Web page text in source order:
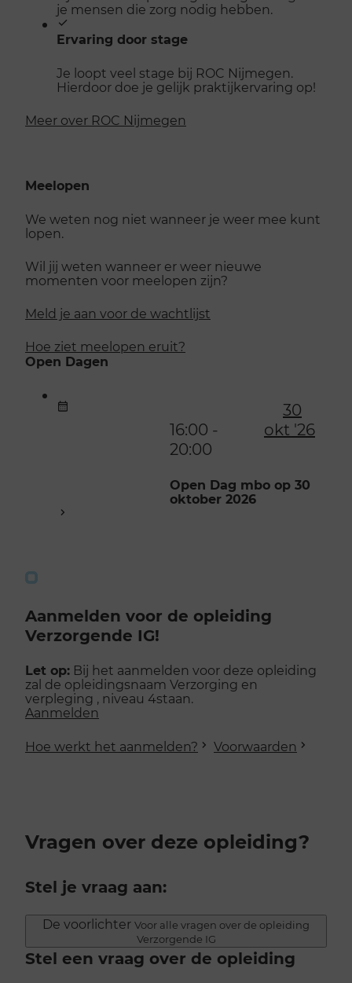
je mensen die zorg nodig hebben.
Ervaring door stage
Je loopt veel stage bij ROC Nijmegen.
Hierdoor doe je gelijk praktijkervaring op!
Meer over ROC Nijmegen
Meelopen
We weten nog niet wanneer je weer mee kunt
lopen.
Wil jij weten wanneer er weer nieuwe
momenten voor meelopen zijn?
Meld je aan voor de wachtlijst
Hoe ziet meelopen eruit?
Open Dagen
30
okt '26
16:00 -
20:00
Open Dag mbo op 30
oktober 2026
Aanmelden voor de opleiding
Verzorgende IG!
Let op: Bij het aanmelden voor deze opleiding
zal de opleidingsnaam Verzorging en
verpleging , niveau 4staan.
Aanmelden
Hoe werkt het aanmelden? Voorwaarden
Vragen over deze opleiding?
Stel je vraag aan:
De voorlichter Voor alle vragen over de opleiding
Verzorgende IG
Stel een vraag over de opleiding